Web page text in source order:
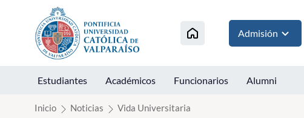
Click acá para ir directamente al contenido
Admisión
Estudiantes Académicos Funcionarios Alumni
Inicio Noticias Vida Universitaria